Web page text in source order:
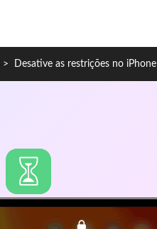
> Desative as restrições no iPhone